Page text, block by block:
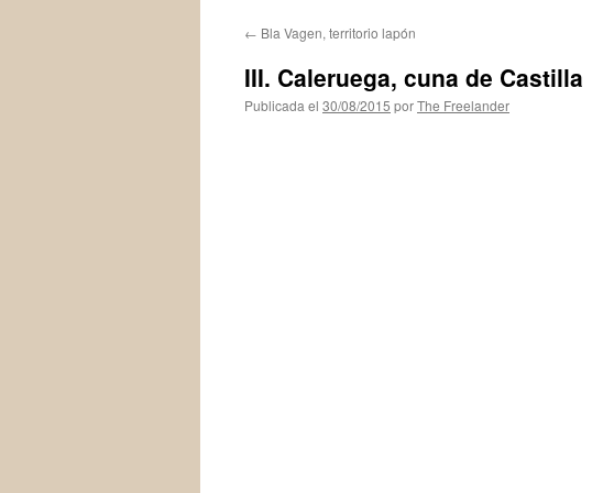
← Bla Vagen, territorio lapón
III. Caleruega, cuna de Castilla
Publicada el 30/08/2015 porThe Freelander